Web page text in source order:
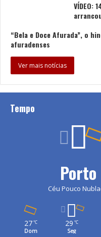
VÍDEO:
“Bela e Doce Afurada”, o
afuradenses
Ver mais notícias
Tempo
Porto
Céu Pouco
27 ℃
Dom
29 ℃
Seg